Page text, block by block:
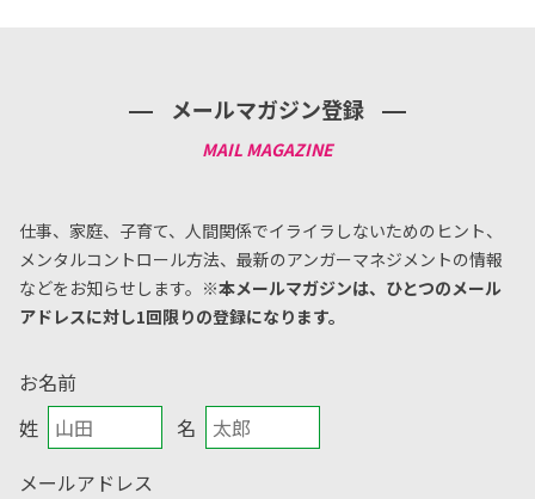
メールマガジン登録
仕事、家庭、子育て、人間関係でイライラしないためのヒント、
メンタルコントロール方法、 最新のアンガーマネジメントの情報
などをお知らせします。 ※本メールマガジンは、ひとつのメール
アドレスに対し1回限りの登録になります。
お名前
姓
名
メールアドレス